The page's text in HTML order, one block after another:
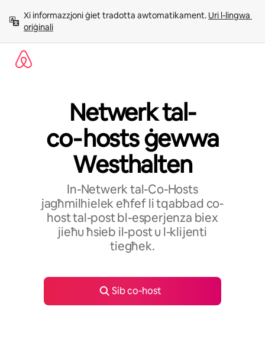
għall-
kontenut
Xi informazzjoni ġiet tradotta awtomatikament. Uri l-lingwa
oriġinali
Netwerk tal-
co‑hosts ġewwa
Westhalten
In-Netwerk tal-Co-Hosts
jagħmilhielek eħfef li tqabbad co-
host tal-post bl-esperjenza biex
jieħu ħsieb il-post u l-klijenti
tiegħek.
Sib co‑host